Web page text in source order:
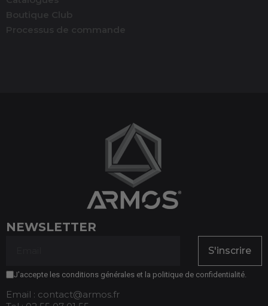
Boutique Club
Processus de commande
NEWSLETTER
S'inscrire
J'accepte les conditions générales et la politique de confidentialité.
Email : contact@armos.fr